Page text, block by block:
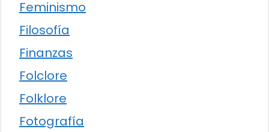
Feminismo
Filosofía
Finanzas
Folclore
Folklore
Fotografía